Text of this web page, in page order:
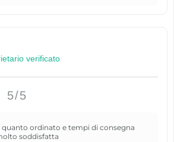
verificato
5/5
ordinato e tempi di consegna
soddisfatta